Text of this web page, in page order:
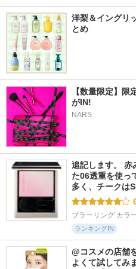
洋梨＆イングリ
とめ
【数量限定】
がIN!
NARS
追記します。 赤
た06透重を使っ
多く、チークは
ブラーリング カラ
ランキングIN
@コスメの店舗
よくて試してみ